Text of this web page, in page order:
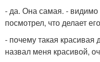
- да. Она самая. - видимо
посмотрел, что делает
- почему такая красивая
назвал меня красивой,